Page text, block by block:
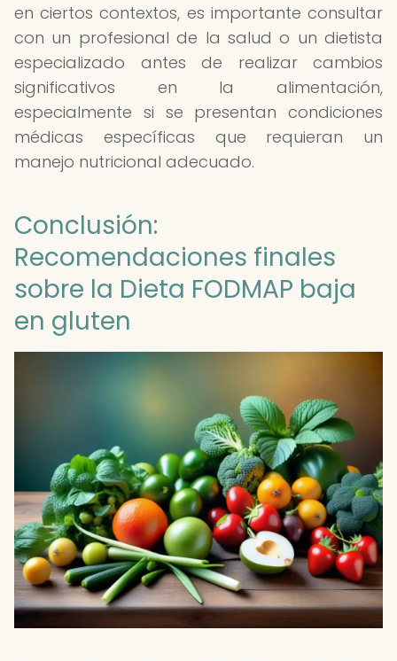
en ciertos contextos, es importante consultar
con un profesional de la salud o un dietista
especializado antes de realizar cambios
significativos en la alimentación,
especialmente si se presentan condiciones
médicas específicas que requieran un
manejo nutricional adecuado.
Conclusión:
Recomendaciones finales
sobre la Dieta FODMAP baja
en gluten